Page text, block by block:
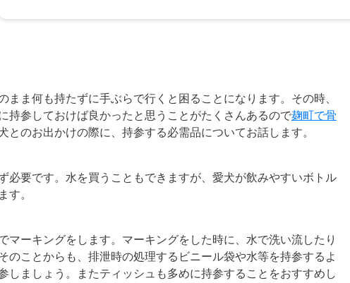
まま何も持たずに手ぶらで行くと困ることになります。その時、
持参しておけば良かったと思うことがたくさんあるので麹町で骨
とのお出かけの際に、持参する必需品についてお話します。
必要です。水を買うこともできますが、愛犬が飲みやすいボトル
す。
マーキングをします。マーキングをした時に、水で洗い流したり
のことからも、排泄時の処理するビニール袋や水等を持参するよ
しましょう。またティッシュも多めに持参することをおすすめし